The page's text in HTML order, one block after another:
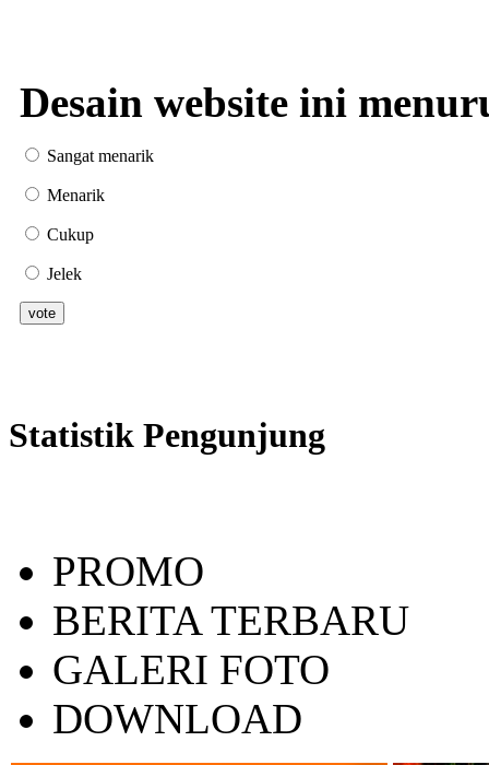
Desain website ini
Sangat menarik
Menarik
Cukup
Jelek
Statistik Pengunjung
PROMO
BERITA TERBARU
GALERI FOTO
DOWNLOAD